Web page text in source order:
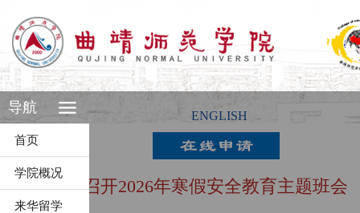
ENGLISH
导航
首页
学院概况
来华留学
国际学院召开2026年寒假安全教育主题班会